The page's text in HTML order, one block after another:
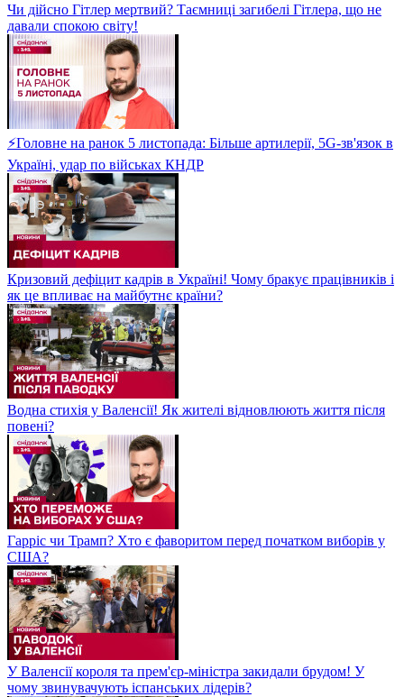
Чи дійсно Гітлер мертвий? Таємниці загибелі Гітлера, що не
давали спокою світу!
⚡Головне на ранок 5 листопада: Більше артилерії, 5G-зв'язок в
Україні, удар по військах КНДР
Кризовий дефіцит кадрів в Україні! Чому бракує працівників і
як це впливає на майбутнє країни?
Водна стихія у Валенсії! Як жителі відновлюють життя після
повені?
Гарріс чи Трамп? Хто є фаворитом перед початком виборів у
США?
У Валенсії короля та прем'єр-міністра закидали брудом! У
чому звинувачують іспанських лідерів?